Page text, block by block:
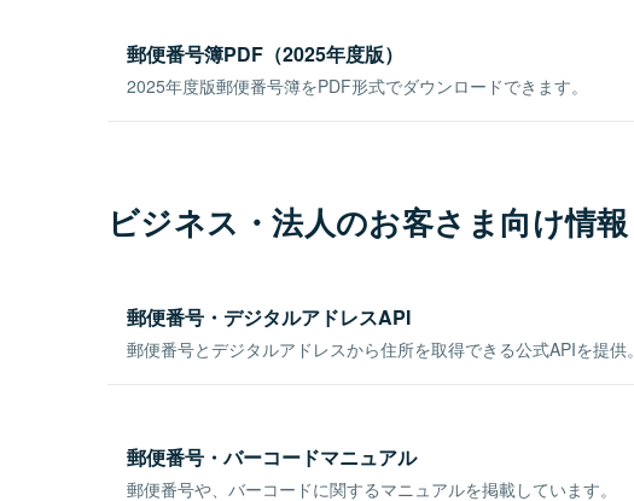
郵便番号簿PDF（2025年度版）
2025年度版郵便番号簿をPDF形式でダウンロードできます。
ビジネス・法人のお客さま向け情報
郵便番号・デジタルアドレスAPI
郵便番号とデジタルアドレスから住所を取得できる公式APIを提供。
郵便番号・バーコードマニュアル
郵便番号や、バーコードに関するマニュアルを掲載しています。